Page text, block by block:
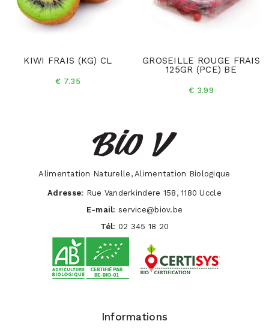
KIWI FRAIS (KG) CL
€ 7.35
GROSEILLE ROUGE FRAIS
125GR (PCE) BE
€ 3.99
Alimentation Naturelle, Alimentation Biologique
Adresse: Rue Vanderkindere 158, 1180 Uccle
E-mail: service@biov.be
Tél: 02 345 18 20
Informations